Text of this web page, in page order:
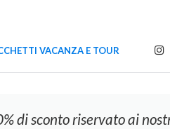
VACANZA E TOUR
di sconto riservato ai